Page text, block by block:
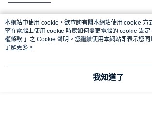
熱門標籤
本網站中使用 cookie，欲查詢有關本網站使用 cookie 方
望在電腦上使用 cookie 時應如何變更電腦的 cookie 設定
權條款 」之 Cookie 聲明。您繼續使用本網站即表示您
用條款之 Cookie 聲明使用 cookie。
了解更多 >
我知道了